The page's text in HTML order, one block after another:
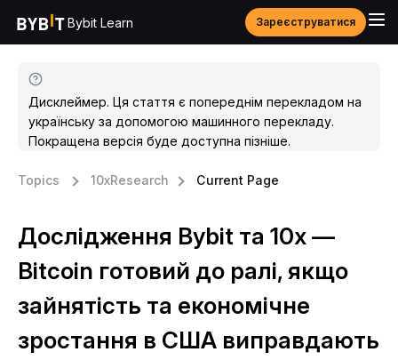
Bybit Learn Зареєструватися
Дисклеймер. Ця стаття є попереднім перекладом на
українську за допомогою машинного перекладу.
Покращена версія буде доступна пізніше.
Topics 10xResearch Current Page
Дослідження Bybit та 10x —
Bitcoin готовий до ралі, якщо
зайнятість та економічне
зростання в США виправдають